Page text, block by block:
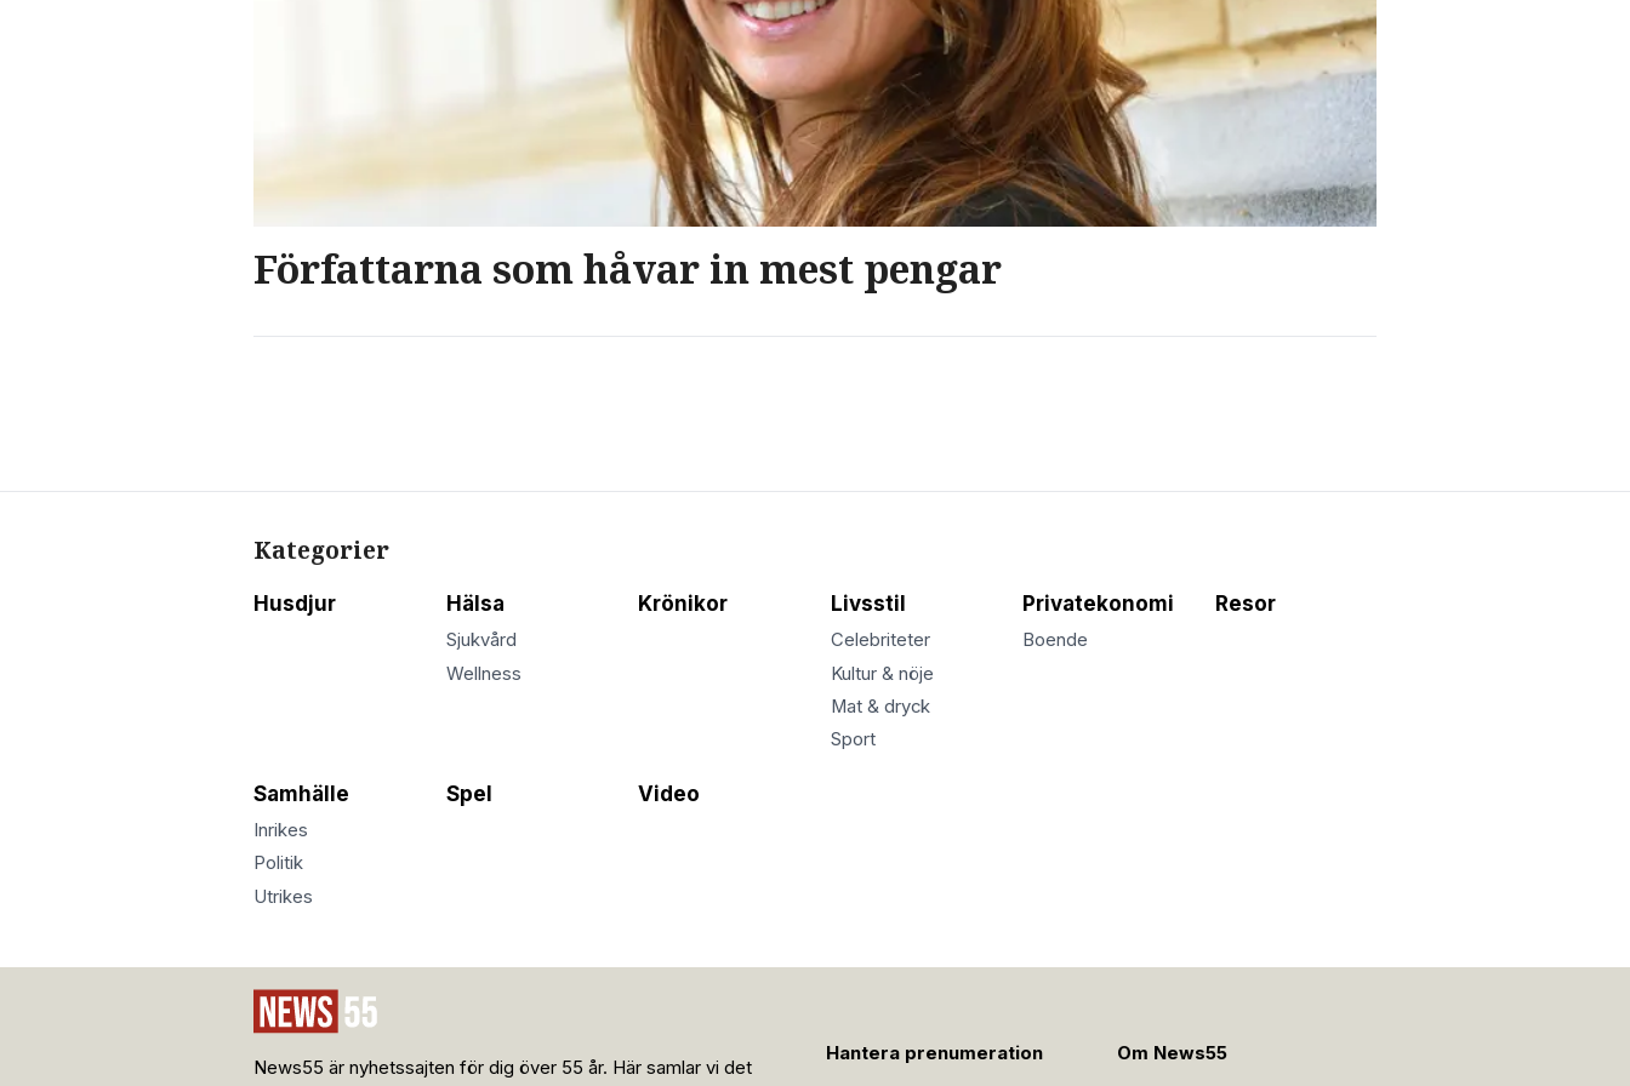
Författarna som håvar in mest pengar
Kategorier
Husdjur Hälsa
Sjukvård
Wellness
Krönikor Livsstil
Celebriteter
Kultur & nöje
Mat & dryck
Sport
Privatekonomi
Boende
Resor
Samhälle
Inrikes
Politik
Utrikes
Spel Video
News55 är nyhetssajten för dig över 55 år. Här samlar vi det
Hantera prenumeration Om News55